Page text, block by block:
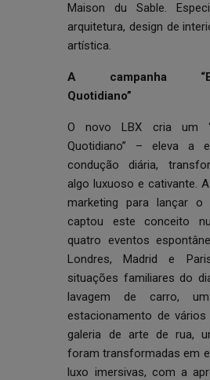
Maison du Sable.
arquitetura, design de
artística.
A campanha
Quotidiano”
O novo LBX cria um
Quotidiano” – eleva a
condução diária,
algo luxuoso e cativante.
marketing para lançar o
captou este conceito
quatro eventos
Londres, Madrid e
situações familiares do
lavagem de carro,
estacionamento de vários
galeria de arte de rua,
foram transformadas em
luxo imersivas, com a